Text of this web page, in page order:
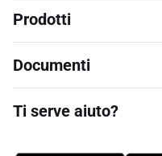
Prodotti
Documenti
Ti serve aiuto?